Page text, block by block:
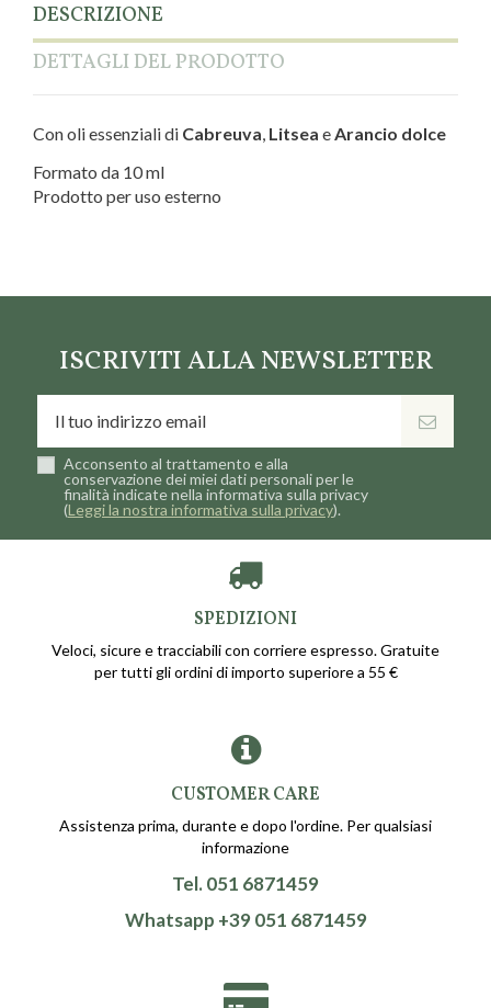
DESCRIZIONE
DETTAGLI DEL PRODOTTO
Con oli essenziali di Cabreuva Litsea e Arancio dolce
Formato da 10 ml
Prodotto per uso esterno
ISCRIVITI ALLA NEWSLETTER
Acconsento al trattamento e alla
conservazione dei miei dati personali per le
finalità indicate nella informativa sulla privacy
(Leggi la nostra informativa sulla privacy).
SPEDIZIONI
Veloci, sicure e tracciabili con corriere espresso. Gratuite
per tutti gli ordini di importo superiore a 55 €
CUSTOMER CARE
Assistenza prima, durante e dopo l'ordine. Per qualsiasi
informazione
Tel. 051 6871459
Whatsapp +39 051 6871459